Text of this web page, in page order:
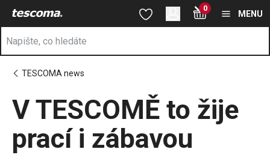
Nacházíte se na stránce V TESCOMĚ to žije prací i zábavou
Přejít na hlavní obsah
Přejít na vyhledávání
Přejít na navigaci 0
MENU
TESCOMA news
V TESCOMĚ to žije
prací i zábavou